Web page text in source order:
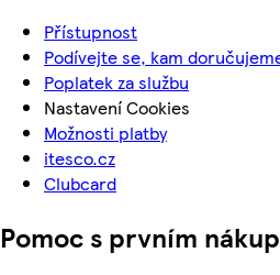
Přístupnost
Podívejte se, kam
Poplatek za službu
Nastavení Cookies
Možnosti platby
itesco.cz
Clubcard
Pomoc s prvním